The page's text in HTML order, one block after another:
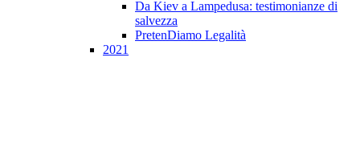
Da Kiev a Lampedusa: testimonianze di
salvezza
PretenDiamo Legalità
2021